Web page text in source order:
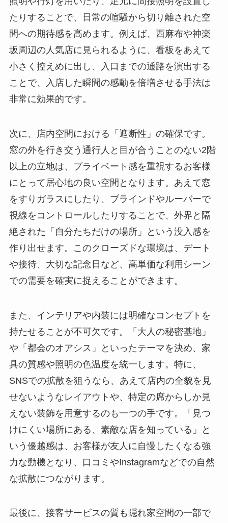
たりすることで、日常の喧騒から切り離された空
間への期待感を高めます。例えば、西麻布や神楽
坂周辺の人気店に見られるように、看板をあえて
小さく控えめに出し、入口までの通路を演出する
ことで、入店した瞬間の感動を倍増させる手法は
非常に効果的です。
次に、店内空間における「遮断性」の確保です。
窓の外を行き交う通行人と目が合うことのない2階
以上の立地は、プライベート感を重視するお客様
にとって居心地の良い空間となります。あえて窓
をすりガラスにしたり、ブラインドやルーバーで
視線をコントロールしたりすることで、外界と隔
絶された「自分たちだけの場所」という没入感を
作り出せます。このクローズドな環境は、デート
や接待、大切な記念日など、高単価な利用シーン
での需要を確実に捉えることができます。
また、インテリアや内装には明確なコンセプトを
持たせることが不可欠です。「大人の秘密基地」
や「都会のオアシス」といったテーマを決め、家
具の質感や照明の色温度を統一します。特に、
SNSでの拡散を狙うなら、あえて店内の全貌を見
せないようなレイアウトや、特定の席からしか見
えない装飾を用意するのも一つの手です。「見つ
けにくい場所にある、素敵な店を知っている」と
いう優越感は、お客様が友人に自慢したくなる強
力な動機となり、口コミやInstagramなどでの自然
な拡散につながります。
最後に、接客サービスの質も隠れ家空間の一部で